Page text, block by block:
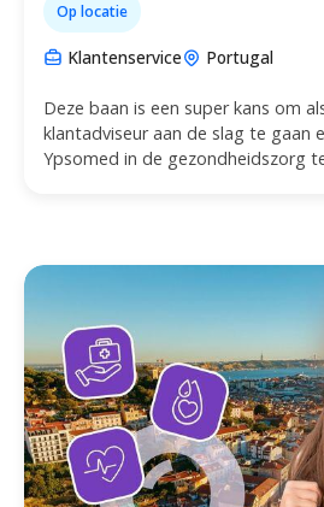
Op locatie
Klantenservice Portugal
Deze baan is een super kans om
klantadviseur aan de slag te gaan
Ypsomed in de gezondheidszorg